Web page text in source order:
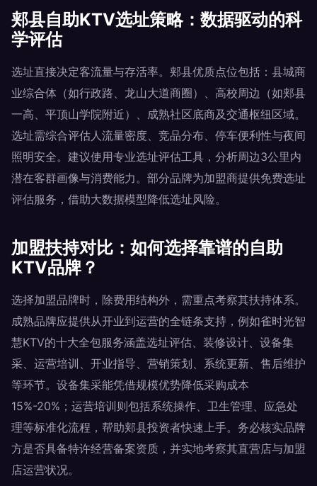
郏县自助KTV选址策略：数据驱动的科
学评估
选址直接决定客流量与存活率。郏县优质点位包括：县城商
业综合体（如行政路、龙山大道商圈）、高校周边（如郏县
一高、平顶山学院附近）、成熟社区底商及交通枢纽区域。
选址需综合评估人流量密度、竞品分布、停车便利性与夜间
照明安全。建议使用专业选址评估工具，分析周边3公里内
潜在客群画像与消费能力。部分品牌为加盟商提供免费选址
评估服务，借助大数据模型降低选址风险。
加盟扶持对比：如何选择靠谱的自助
KTV品牌？
选择加盟品牌时，除费用结构外，需重点考察其扶持体系。
成熟品牌应提供从开业到运营的全链条支持，例如雀时光智
慧KTV的十大全包服务涵盖选址评估、装修设计、设备集
采、运营培训、开业指导、营销策划、系统更新、售后维护
等环节。设备集采能凭借规模优势降低采购成本
15%-20%；运营培训则包括系统操作、卫生管理、应急处
理等标准化流程，帮助郏县投资者快速上手。务必核实品牌
方是否具备特许经营备案资质，并实地考察其直营店与加盟
店运营状况。